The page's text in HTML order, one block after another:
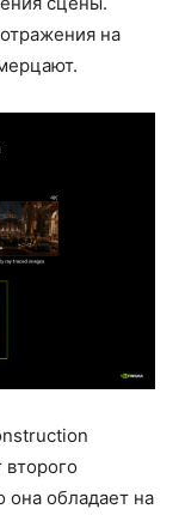
на
она обладает на